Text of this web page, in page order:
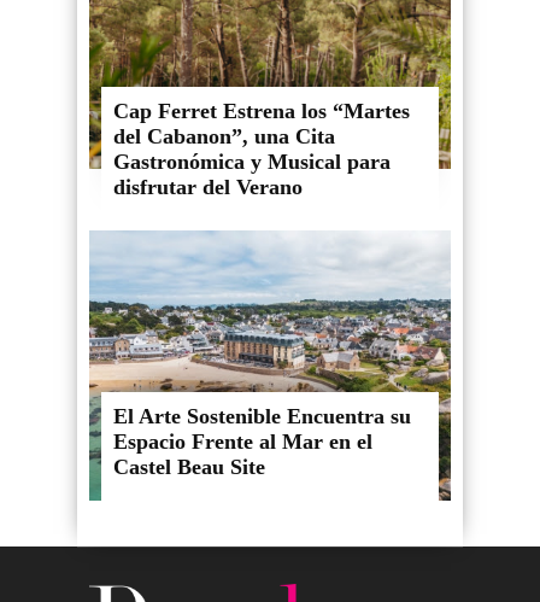
Cap Ferret Estrena los “Martes
del Cabanon”, una Cita
Gastronómica y Musical para
disfrutar del Verano
El Arte Sostenible Encuentra su
Espacio Frente al Mar en el
Castel Beau Site